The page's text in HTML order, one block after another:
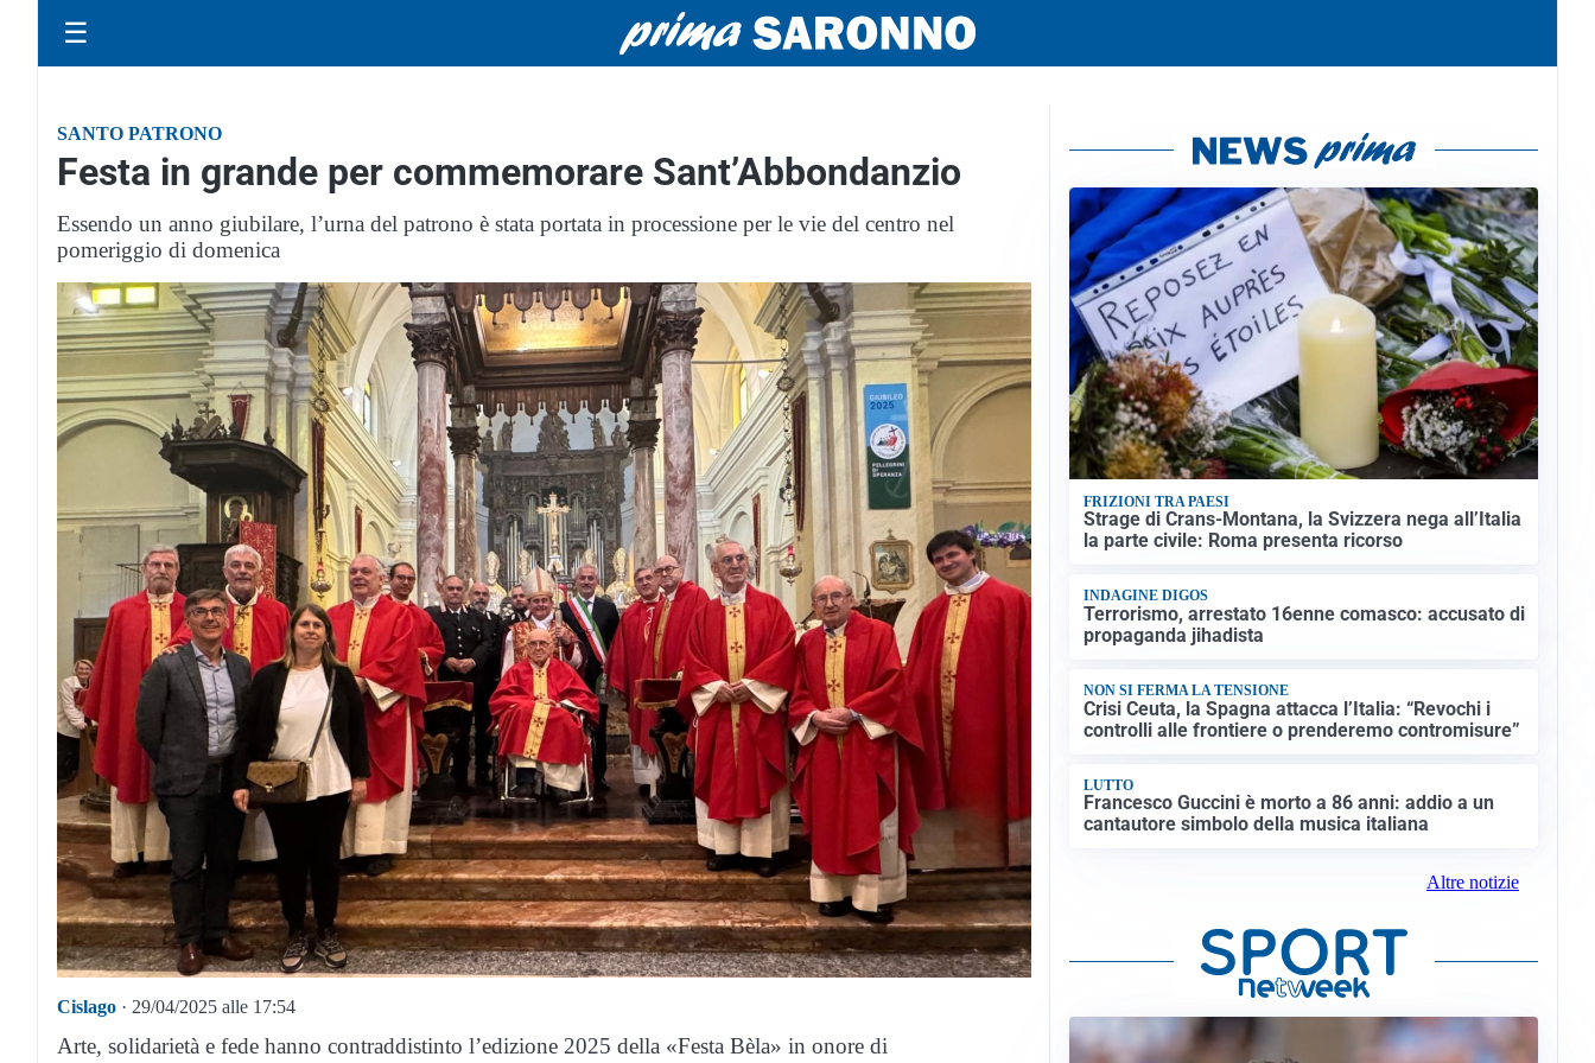
☰
SANTO PATRONO
Festa in grande per commemorare Sant’Abbondanzio
Essendo un anno giubilare, l’urna del patrono è stata portata in processione per le vie del centro nel
pomeriggio di domenica
Cislago · 29/04/2025 alle 17:54
Arte, solidarietà e fede hanno contraddistinto l’edizione 2025 della «Festa Bèla» in onore di
FRIZIONI TRA PAESI
Strage di Crans-Montana, la Svizzera nega all’Italia
la parte civile: Roma presenta ricorso
INDAGINE DIGOS
Terrorismo, arrestato 16enne comasco: accusato di
propaganda jihadista
NON SI FERMA LA TENSIONE
Crisi Ceuta, la Spagna attacca l’Italia: “Revochi i
controlli alle frontiere o prenderemo contromisure”
LUTTO
Francesco Guccini è morto a 86 anni: addio a un
cantautore simbolo della musica italiana
Altre notizie